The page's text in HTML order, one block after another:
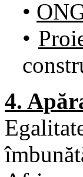
•
•
4.